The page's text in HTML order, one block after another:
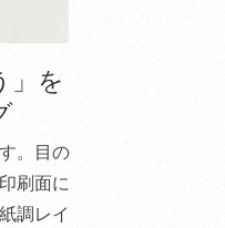
」を
。目の
刷面に
調レイ